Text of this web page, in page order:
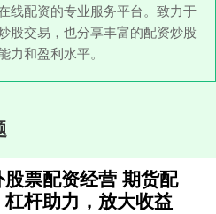
线配资的专业服务平台。致力于
股交易，也分享丰富的配资炒股
和盈利水平。
股票配资经营 期货配
杠杆助力，放大收益